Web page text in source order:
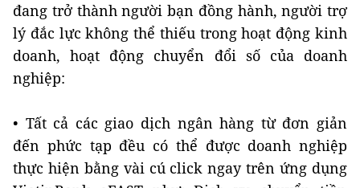
đang trở thành người bạn đồng hành, người trợ
lý đắc lực không thể thiếu trong hoạt động kinh
doanh, hoạt động chuyển đổi số của doanh
nghiệp:
• Tất cả các giao dịch ngân hàng từ đơn giản
đến phức tạp đều có thể được doanh nghiệp
thực hiện bằng vài cú click ngay trên ứng dụng